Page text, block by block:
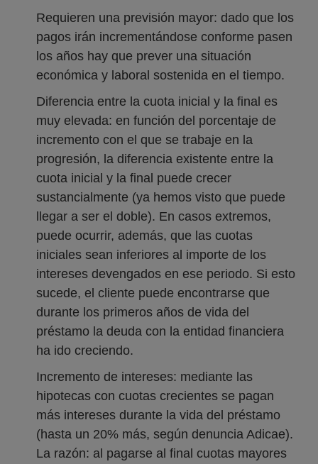
Requieren una previsión mayor: dado que los
pagos irán incrementándose conforme pasen
los años hay que prever una situación
económica y laboral sostenida en el tiempo.
Diferencia entre la cuota inicial y la final es
muy elevada: en función del porcentaje de
incremento con el que se trabaje en la
progresión, la diferencia existente entre la
cuota inicial y la final puede crecer
sustancialmente (ya hemos visto que puede
llegar a ser el doble). En casos extremos,
puede ocurrir, además, que las cuotas
iniciales sean inferiores al importe de los
intereses devengados en ese periodo. Si esto
sucede, el cliente puede encontrarse que
durante los primeros años de vida del
préstamo la deuda con la entidad financiera
ha ido creciendo.
Incremento de intereses: mediante las
hipotecas con cuotas crecientes se pagan
más intereses durante la vida del préstamo
(hasta un 20% más, según denuncia Adicae).
La razón: al pagarse al final cuotas mayores